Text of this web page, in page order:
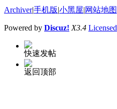
Archiver|手机版|小黑屋|网站地图
Powered by Discuz! X3.4 Licensed
快速发帖
返回顶部